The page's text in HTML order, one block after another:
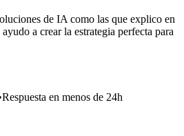
de IA como las que explico en
a crear la estrategia perfecta para
Respuesta en menos de 24h